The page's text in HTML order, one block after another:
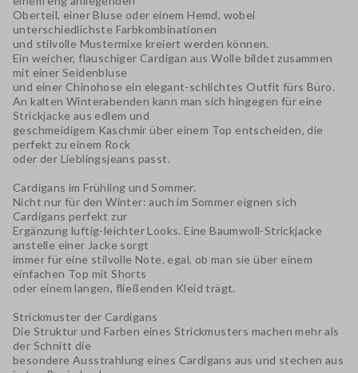
Oberteil, einer Bluse oder einem Hemd, wobei
unterschiedlichste Farbkombinationen
und stilvolle Mustermixe kreiert werden können.
Ein weicher, flauschiger Cardigan aus Wolle bildet zusammen
mit einer Seidenbluse
und einer Chinohose ein elegant-schlichtes Outfit fürs Büro.
An kalten Winterabenden kann man sich hingegen für eine
Strickjacke aus edlem und
geschmeidigem Kaschmir über einem Top entscheiden, die
perfekt zu einem Rock
oder der Lieblingsjeans passt.
Cardigans im Frühling und Sommer.
Nicht nur für den Winter: auch im Sommer eignen sich
Cardigans perfekt zur
Ergänzung luftig-leichter Looks. Eine Baumwoll-Strickjacke
anstelle einer Jacke sorgt
immer für eine stilvolle Note, egal, ob man sie über einem
einfachen Top mit Shorts
oder einem langen, fließenden Kleid trägt.
Strickmuster der Cardigans
Die Struktur und Farben eines Strickmusters machen mehr als
der Schnitt die
besondere Ausstrahlung eines Cardigans aus und stechen aus